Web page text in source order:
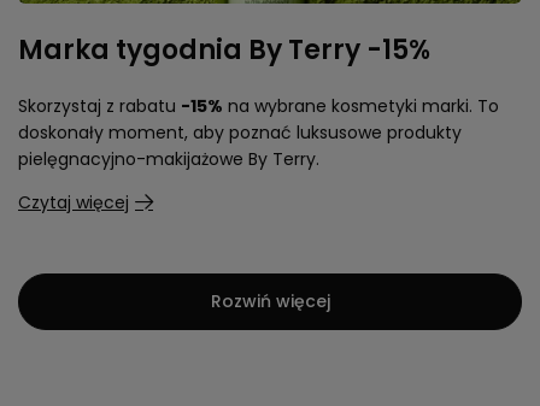
Marka tygodnia By Terry -15%
Skorzystaj z rabatu -15% na wybrane kosmetyki marki. To
doskonały moment, aby poznać luksusowe produkty
pielęgnacyjno-makijażowe By Terry.
Czytaj więcej
Rozwiń więcej